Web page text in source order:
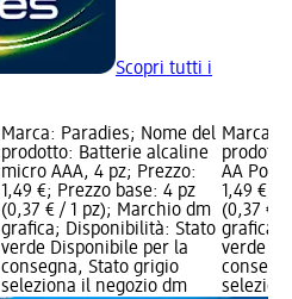
Scopri tutti i
Marca: Paradies; Nome del
prodotto: Batterie alcaline
micro AAA, 4 pz; Prezzo:
1,49 €; Prezzo base: 4 pz
(0,37 € / 1 pz); Marchio dm
grafica; Disponibilità: Stato
verde Disponibile per la
consegna, Stato grigio
seleziona il negozio dm
Marca:
AA
1,49 €;
(0,37 € /
grafica;
verde